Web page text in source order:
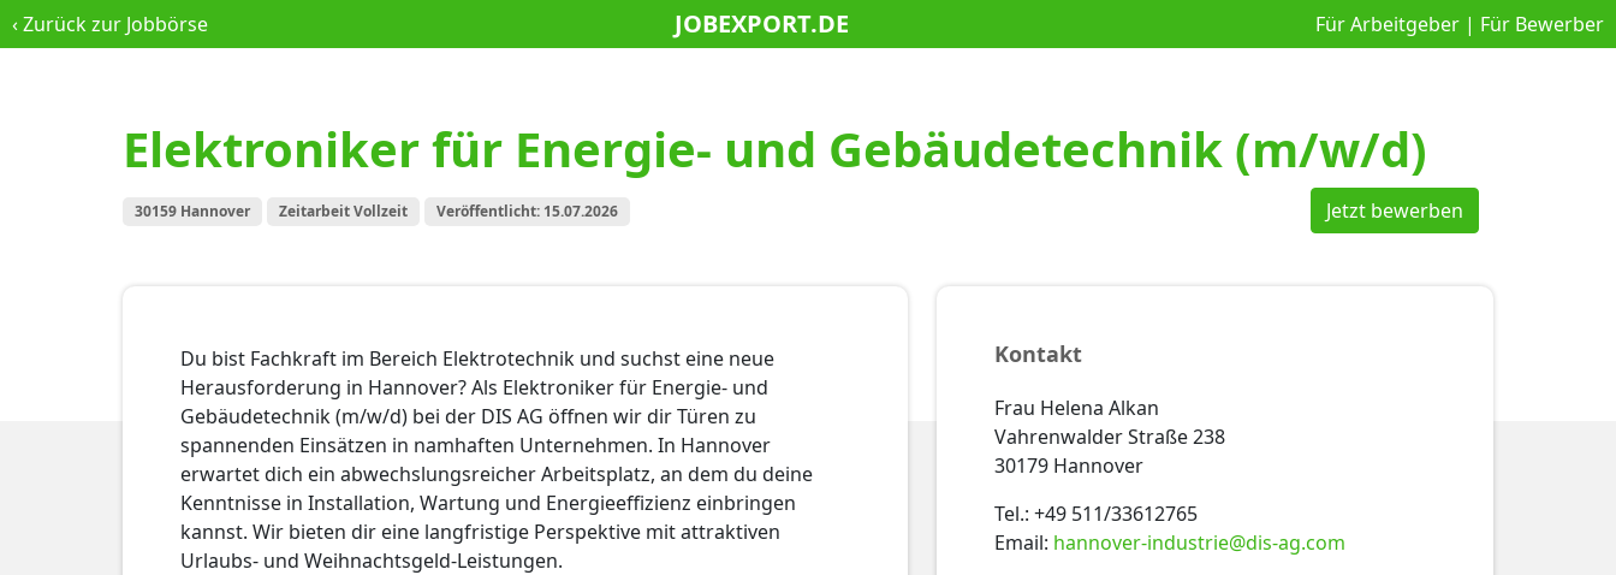
‹Zurück zur Jobbörse JOBEXPORT.DE Für Arbeitgeber | Für Bewerber
Elektroniker für Energie- und Gebäudetechnik (m/w/d)
30159 Hannover Zeitarbeit Vollzeit Veröffentlicht: 15.07.2026 Jetzt bewerben
Du bist Fachkraft im Bereich Elektrotechnik und suchst eine neue
Herausforderung in Hannover? Als Elektroniker für Energie- und
Gebäudetechnik (m/w/d) bei der DIS AG öffnen wir dir Türen zu
spannenden Einsätzen in namhaften Unternehmen. In Hannover
erwartet dich ein abwechslungsreicher Arbeitsplatz, an dem du deine
Kenntnisse in Installation, Wartung und Energieeffizienz einbringen
kannst. Wir bieten dir eine langfristige Perspektive mit attraktiven
Urlaubs- und Weihnachtsgeld-Leistungen.
Kontakt
Frau Helena Alkan
Vahrenwalder Straße 238
30179 Hannover
Tel.: +49 511/33612765
Email: hannover-industrie@dis-ag.com